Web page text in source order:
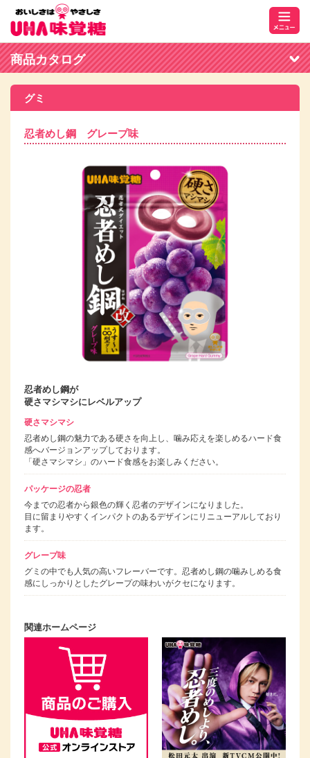
グミ
忍者めし鋼 グレープ味
忍者めし鋼が
硬さマシマシにレベルアップ
硬さマシマシ
忍者めし鋼の魅力である硬さを向上し、噛み応えを楽しめるハード食
感へバージョンアップしております。
「硬さマシマシ」のハード食感をお楽しみください。
パッケージの忍者
今までの忍者から銀色の輝く忍者のデザインになりました。
目に留まりやすくインパクトのあるデザインにリニューアルしており
ます。
グレープ味
グミの中でも人気の高いフレーバーです。忍者めし鋼の噛みしめる食
感にしっかりとしたグレープの味わいがクセになります。
関連ホームページ
商品カタログ